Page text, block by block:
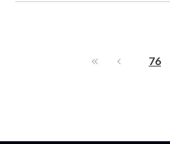
76